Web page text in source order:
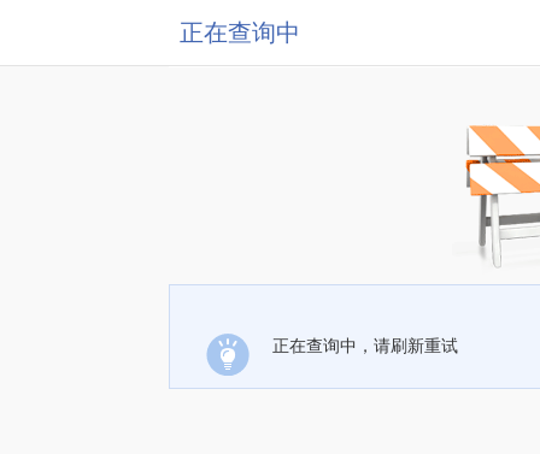
正在查询中
正在查询中，请刷新重试